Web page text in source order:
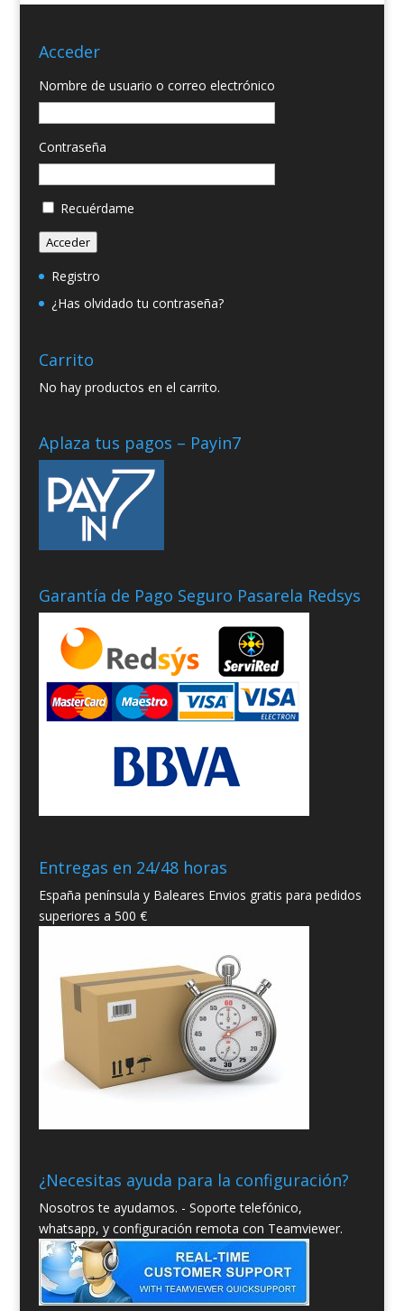
Acceder
Nombre de usuario o correo electrónico
Contraseña
Recuérdame
Acceder
Registro
¿Has olvidado tu contraseña?
Carrito
No hay productos en el carrito.
Aplaza tus pagos – Payin7
Garantía de Pago Seguro Pasarela Redsys
Entregas en 24/48 horas
España península y Baleares Envios gratis para pedidos
superiores a 500 €
¿Necesitas ayuda para la configuración?
Nosotros te ayudamos. - Soporte telefónico,
whatsapp, y configuración remota con Teamviewer.